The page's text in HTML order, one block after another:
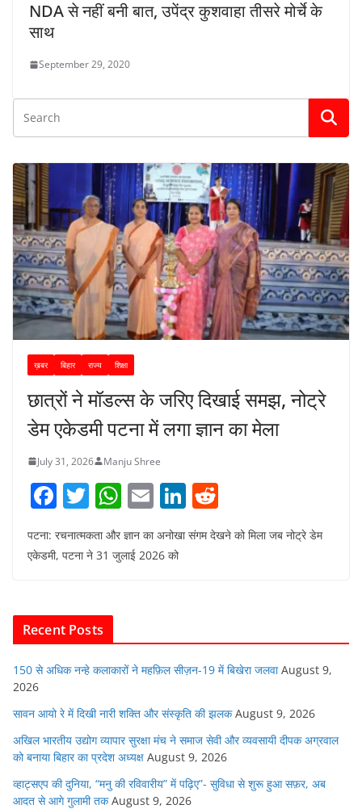
NDA से नहीं बनी बात, उपेंद्र कुशवाहा तीसरे मोर्चे के
साथ
September 29, 2020
ख़बर बिहार राज्य शिक्षा
छात्रों ने मॉडल्स के जरिए दिखाई समझ, नोट्रे
डेम एकेडमी पटना में लगा ज्ञान का मेला
July 31, 2026 Manju Shree
F
c
o
o
k
T
itt
W
at
p
E
m
ai
Li
n
k
e
d
पटना: रचनात्मकता और ज्ञान का अनोखा संगम देखने को मिला जब नोट्रे डेम
एकेडमी, पटना ने 31 जुलाई 2026 को
Recent Posts
150 से अधिक नन्हे कलाकारों ने महफ़िल सीज़न-19 में बिखेरा जलवा August 9,
2026
सावन आयो रे में दिखी नारी शक्ति और संस्कृति की झलक August 9, 2026
अखिल भारतीय उद्योग व्यापार सुरक्षा मंच ने समाज सेवी और व्यवसायी दीपक अग्रवाल
को बनाया बिहार का प्रदेश अध्यक्ष August 9, 2026
व्हाट्सएप की दुनिया, “मनु की रविवारीय” में पढ़िए”- सुविधा से शुरू हुआ सफ़र, अब
आदत से आगे गुलामी तक August 9, 2026